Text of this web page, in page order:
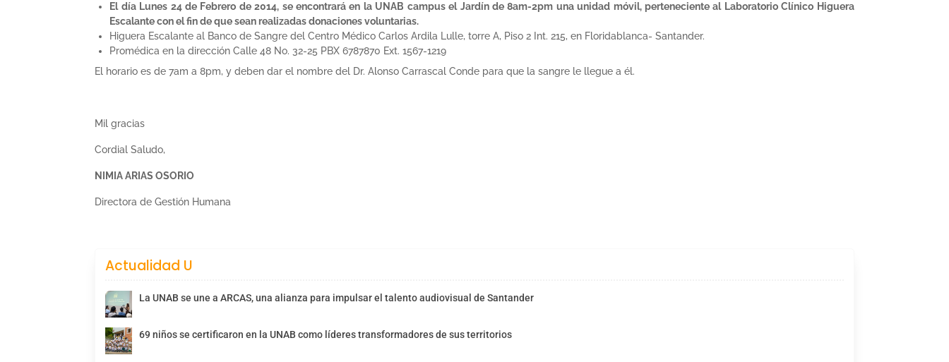
El día Lunes 24 de Febrero de 2014, se encontrará en la UNAB campus el Jardín de 8am-2pm una unidad móvil, perteneciente al Laboratorio Clínico Higuera
Escalante con el fin de que sean realizadas donaciones voluntarias.
Higuera Escalante al Banco de Sangre del Centro Médico Carlos Ardila Lulle, torre A, Piso 2 Int. 215, en Floridablanca- Santander.
Promédica en la dirección Calle 48 No. 32-25 PBX 6787870 Ext. 1567-1219
El horario es de 7am a 8pm, y deben dar el nombre del Dr. Alonso Carrascal Conde para que la sangre le llegue a él.
Mil gracias
Cordial Saludo,
NIMIA ARIAS OSORIO
Directora de Gestión Humana
Actualidad U
La UNAB se une a ARCAS, una alianza para impulsar el talento audiovisual de Santander
69 niños se certificaron en la UNAB como líderes transformadores de sus territorios